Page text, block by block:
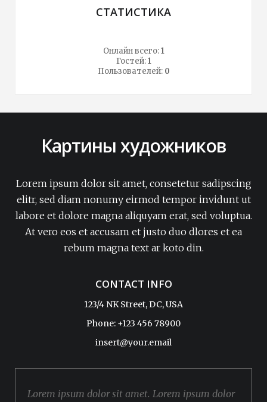
СТАТИСТИКА
Онлайн всего:1
Гостей:1
Пользователей: 0
Картины художников
Lorem ipsum dolor sit amet, consetetur sadipscing
elitr, sed diam nonumy eirmod tempor invidunt ut
labore et dolore magna aliquyam erat, sed voluptua.
At vero eos et accusam et justo duo dlores et ea
rebum magna text ar koto din.
CONTACT INFO
123/4 NK Street, DC, USA
Phone: +123 456 78900
insert@your.email
Lorem ipsum dolor sit amet. Lorem ipsum dolor